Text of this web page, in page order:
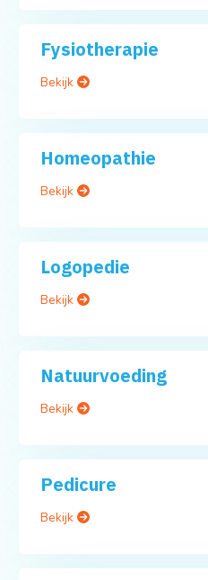
Fysiotherapie
Bekijk
Homeopathie
Bekijk
Logopedie
Bekijk
Natuurvoeding
Bekijk
Pedicure
Bekijk